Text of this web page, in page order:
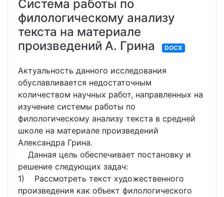
Система работы по
филологическому анализу
текста на материале
произведений А. Грина
DOCX
Актуальность данного исследования
обуславливается недостаточным
количеством научных работ, направленных на
изучение системы работы по
филологическому анализу текста в средней
школе на материале произведений
Александра Грина.
Данная цель обеспечивает постановку и
решение следующих задач:
1) Рассмотреть текст художественного
произведения как объект филологического